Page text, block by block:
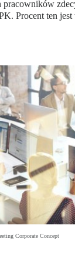
Procent ten
Corporate Concept